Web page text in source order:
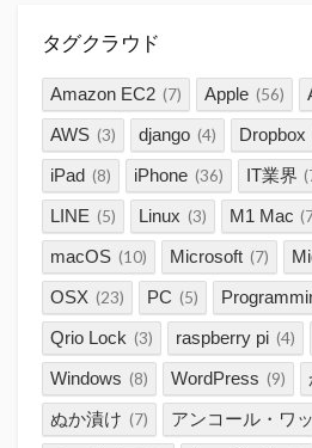
タグクラウド
Amazon EC2 (7) Apple (56)
AWS (3) django (4) Dropbox
iPad (8) iPhone (36) IT業界
LINE (5) Linux (3) M1 Mac
macOS (10) Microsoft (7)
OSX (23) PC (5)
Qrio Lock (3) raspberry pi (4)
Windows (8) WordPress (9)
ぬか漬け (7) アンコール・ワ